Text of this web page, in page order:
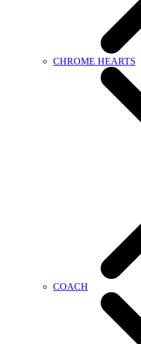
CHROME HEARTS
COACH